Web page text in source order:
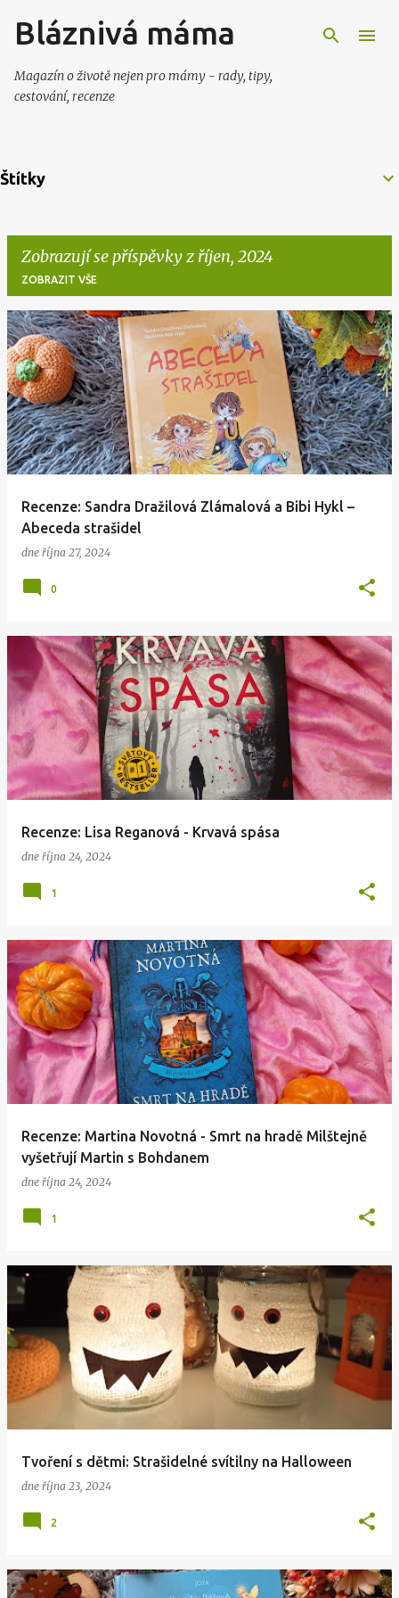
Přeskočit na hlavní obsah
Bláznivá máma
Magazín o životě nejen pro mámy - rady, tipy,
cestování, recenze
Štítky
Zobrazují se příspěvky z říjen, 2024
ZOBRAZIT VŠE
P
ř
s
p
ě
Recenze: Sandra Dražilová Zlámalová a Bibi Hykl –
Abeceda strašidel
dne října 27, 2024
0
Recenze: Lisa Reganová - Krvavá spása
dne října 24, 2024
1
Recenze: Martina Novotná - Smrt na hradě Milštejně
vyšetřují Martin s Bohdanem
dne října 24, 2024
1
Tvoření s dětmi: Strašidelné svítilny na Halloween
dne října 23, 2024
2